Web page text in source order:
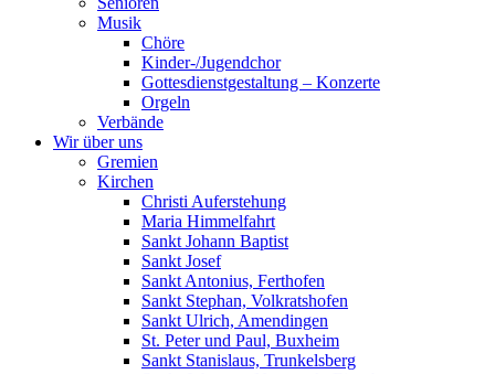
Musik
Chöre
Kinder-/Jugendchor
Gottesdienstgestaltung – Konzerte
Orgeln
Verbände
Wir über uns
Gremien
Kirchen
Christi Auferstehung
Maria Himmelfahrt
Sankt Johann Baptist
Sankt Josef
Sankt Antonius, Ferthofen
Sankt Stephan, Volkratshofen
Sankt Ulrich, Amendingen
St. Peter und Paul, Buxheim
Sankt Stanislaus, Trunkelsberg